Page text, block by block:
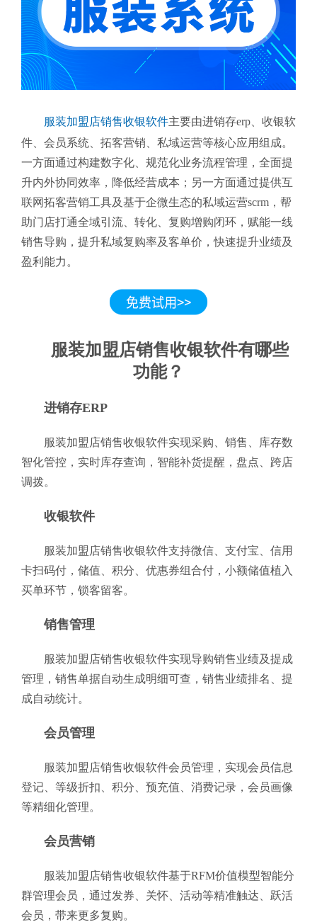
服装加盟店销售收银软件主要由进销存erp、收银软
件、会员系统、拓客营销、私域运营等核心应用组成。
一方面通过构建数字化、规范化业务流程管理，全面提
升内外协同效率，降低经营成本；另一方面通过提供互
联网拓客营销工具及基于企微生态的私域运营scrm，帮
助门店打通全域引流、转化、复购增购闭环，赋能一线
销售导购，提升私域复购率及客单价，快速提升业绩及
盈利能力。
服装加盟店销售收银软件有哪些
功能？
进销存ERP
服装加盟店销售收银软件实现采购、销售、库存数
智化管控，实时库存查询，智能补货提醒，盘点、跨店
调拨。
收银软件
服装加盟店销售收银软件支持微信、支付宝、信用
卡扫码付，储值、积分、优惠券组合付，小额储值植入
买单环节，锁客留客。
销售管理
服装加盟店销售收银软件实现导购销售业绩及提成
管理，销售单据自动生成明细可查，销售业绩排名、提
成自动统计。
会员管理
服装加盟店销售收银软件会员管理，实现会员信息
登记、等级折扣、积分、预充值、消费记录，会员画像
等精细化管理。
会员营销
服装加盟店销售收银软件基于RFM价值模型智能分
群管理会员，通过发券、关怀、活动等精准触达、跃活
会员，带来更多复购。